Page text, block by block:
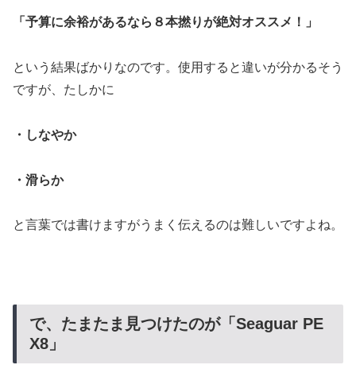
「予算に余裕があるなら８本撚りが絶対オススメ！」
という結果ばかりなのです。使用すると違いが分かるそう
ですが、たしかに
・しなやか
・滑らか
と言葉では書けますがうまく伝えるのは難しいですよね。
で、たまたま見つけたのが「Seaguar PE
X8」